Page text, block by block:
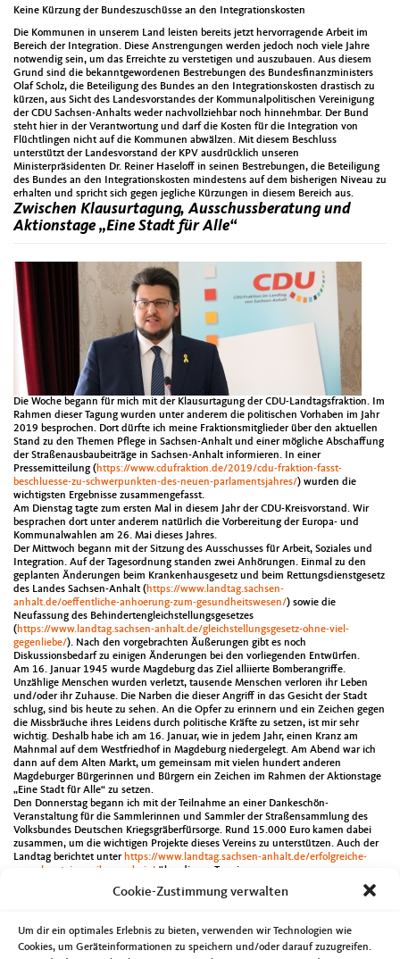
Cookie-Zustimmung verwalten
Um dir ein optimales Erlebnis zu bieten, verwenden wir Technologien wie
Cookies, um Geräteinformationen zu speichern und/oder darauf zuzugreifen.
Keine Kürzung der Bundeszuschüsse an den Integrationskosten
Die Kommunen in unserem Land leisten bereits jetzt hervorragende Arbeit im
Bereich der Integration. Diese Anstrengungen werden jedoch noch viele Jahre
notwendig sein, um das Erreichte zu verstetigen und auszubauen. Aus diesem
Grund sind die bekanntgewordenen Bestrebungen des Bundesfinanzministers
Olaf Scholz, die Beteiligung des Bundes an den Integrationskosten drastisch zu
kürzen, aus Sicht des Landesvorstandes der Kommunalpolitischen Vereinigung
der CDU Sachsen-Anhalts weder nachvollziehbar noch hinnehmbar. Der Bund
steht hier in der Verantwortung und darf die Kosten für die Integration von
Flüchtlingen nicht auf die Kommunen abwälzen. Mit diesem Beschluss
unterstützt der Landesvorstand der KPV ausdrücklich unseren
Ministerpräsidenten Dr. Reiner Haseloff in seinen Bestrebungen, die Beteiligung
des Bundes an den Integrationskosten mindestens auf dem bisherigen Niveau zu
erhalten und spricht sich gegen jegliche Kürzungen in diesem Bereich aus.
Zwischen Klausurtagung, Ausschussberatung und
Aktionstage „Eine Stadt für Alle“
Die Woche begann für mich mit der Klausurtagung der CDU-Landtagsfraktion. Im
Rahmen dieser Tagung wurden unter anderem die politischen Vorhaben im Jahr
2019 besprochen. Dort dürfte ich meine Fraktionsmitglieder über den aktuellen
Stand zu den Themen Pflege in Sachsen-Anhalt und einer mögliche Abschaffung
der Straßenausbaubeiträge in Sachsen-Anhalt informieren. In einer
Pressemitteilung ( https://www.cdufraktion.de/2019/cdu-fraktion-fasst-
beschluesse-zu-schwerpunkten-des-neuen-parlamentsjahres/) wurden die
wichtigsten Ergebnisse zusammengefasst.
Am Dienstag tagte zum ersten Mal in diesem Jahr der CDU-Kreisvorstand. Wir
besprachen dort unter anderem natürlich die Vorbereitung der Europa- und
Kommunalwahlen am 26. Mai dieses Jahres.
Der Mittwoch begann mit der Sitzung des Ausschusses für Arbeit, Soziales und
Integration. Auf der Tagesordnung standen zwei Anhörungen. Einmal zu den
geplanten Änderungen beim Krankenhausgesetz und beim Rettungsdienstgesetz
des Landes Sachsen-Anhalt ( https://www.landtag.sachsen-
anhalt.de/oeffentliche-anhoerung-zum-gesundheitswesen/) sowie die
Neufassung des Behindertengleichstellungsgesetzes
( https://www.landtag.sachsen-anhalt.de/gleichstellungsgesetz-ohne-viel-
gegenliebe/). Nach den vorgebrachten Äußerungen gibt es noch
Diskussionsbedarf zu einigen Änderungen bei den vorliegenden Entwürfen.
Am 16. Januar 1945 wurde Magdeburg das Ziel alliierte Bomberangriffe.
Unzählige Menschen wurden verletzt, tausende Menschen verloren ihr Leben
und/oder ihr Zuhause. Die Narben die dieser Angriff in das Gesicht der Stadt
schlug, sind bis heute zu sehen. An die Opfer zu erinnern und ein Zeichen gegen
die Missbräuche ihres Leidens durch politische Kräfte zu setzen, ist mir sehr
wichtig. Deshalb habe ich am 16. Januar, wie in jedem Jahr, einen Kranz am
Mahnmal auf dem Westfriedhof in Magdeburg niedergelegt. Am Abend war ich
dann auf dem Alten Markt, um gemeinsam mit vielen hundert anderen
Magdeburger Bürgerinnen und Bürgern ein Zeichen im Rahmen der Aktionstage
„Eine Stadt für Alle“ zu setzen.
Den Donnerstag begann ich mit der Teilnahme an einer Dankeschön-
Veranstaltung für die Sammlerinnen und Sammler der Straßensammlung des
Volksbundes Deutschen Kriegsgräberfürsorge. Rund 15.000 Euro kamen dabei
zusammen, um die wichtigen Projekte dieses Vereins zu unterstützen. Auch der
Landtag berichtet unter https://www.landtag.sachsen-anhalt.de/erfolgreiche-
sammler-steigern-ihr-ergebnis/ über diesen Termin.
Am Nachmittag ging es dann zu einem Fachgespräch der Caritas zum Thema
Migration und Integration in Sachsen-Anhalt, u.a. mit Innenminister Holger
Sachsen-Anhalt ins Eine-Welt-Haus in Magdeburg.
Die Einweihung des Inklusionsbetriebes Tischlerei führte mich am Freitag nach
Uchtspringe. In einem Inklusionsbetrieb arbeiten Menschen mit und ohne